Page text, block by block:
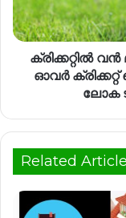
ക്രിക്കറ്റിൽ
ഓവർ
ലോക
Related